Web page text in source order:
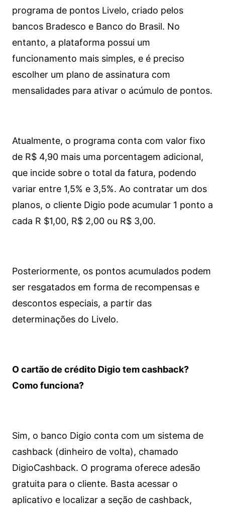
programa de pontos Livelo, criado pelos
bancos Bradesco e Banco do Brasil. No
entanto, a plataforma possui um
funcionamento mais simples, e é preciso
escolher um plano de assinatura com
mensalidades para ativar o acúmulo de pontos.
Atualmente, o programa conta com valor fixo
de R$ 4,90 mais uma porcentagem adicional,
que incide sobre o total da fatura, podendo
variar entre 1,5% e 3,5%. Ao contratar um dos
planos, o cliente Digio pode acumular 1 ponto a
cada R $1,00, R$ 2,00 ou R$ 3,00.
Posteriormente, os pontos acumulados podem
ser resgatados em forma de recompensas e
descontos especiais, a partir das
determinações do Livelo.
O cartão de crédito Digio tem cashback?
Como funciona?
Sim, o banco Digio conta com um sistema de
cashback (dinheiro de volta), chamado
DigioCashback. O programa oferece adesão
gratuita para o cliente. Basta acessar o
aplicativo e localizar a seção de cashback,